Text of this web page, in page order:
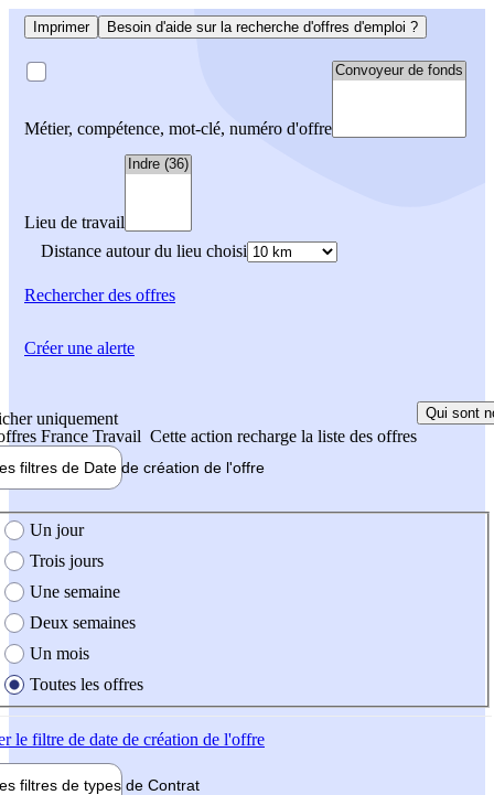
Imprimer Besoin d'aide sur la recherche d'offres d'emploi ?
Métier, compétence, mot-clé, numéro d'offre
Lieu de travail
Distance autour du lieu choisi
Rechercherdes offres
uniquement
France Travail Cette action recharge la liste des offres
Qui sont
filtres de Date de création de l'offre
création de l'offre
Un jour
Trois jours
Une semaine
Deux semaines
Un mois
Toutes les offres
le filtre de date de création de l'offre
filtres de types de Contrat
Créer une alerte